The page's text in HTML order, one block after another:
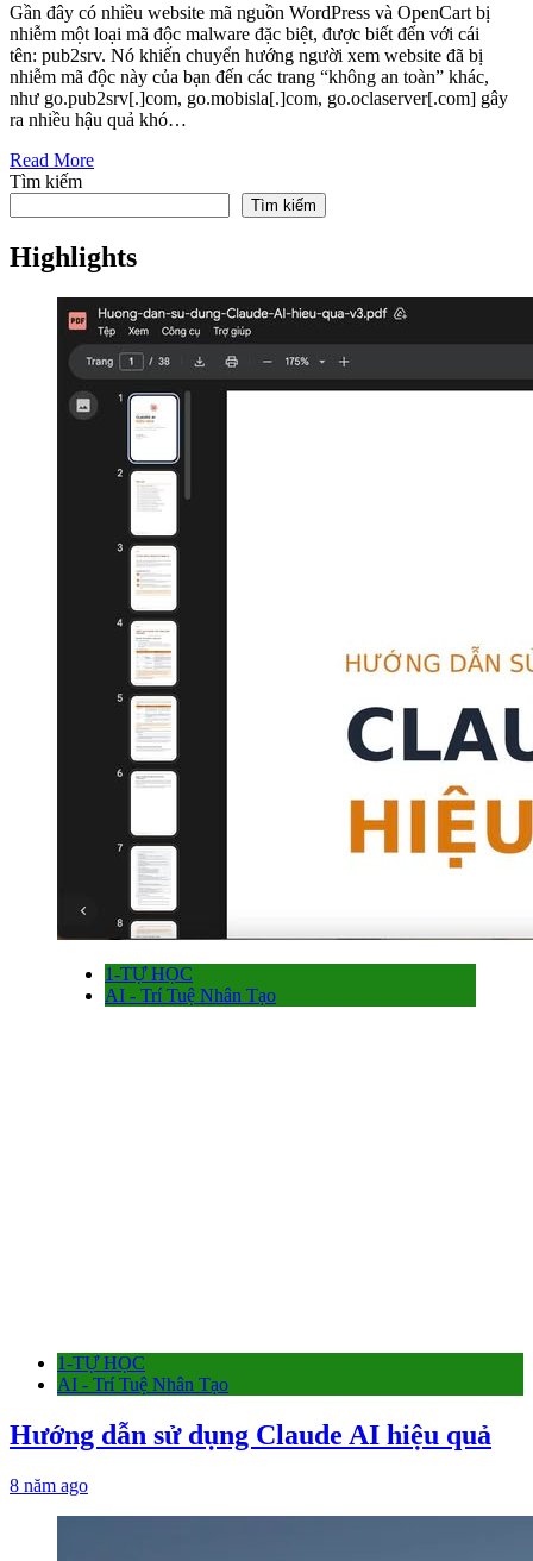
Gần đây có nhiều website mã nguồn WordPress và OpenCart bị
nhiễm một loại mã độc malware đặc biệt, được biết đến với cái
tên: pub2srv. Nó khiến chuyển hướng người xem website đã bị
nhiễm mã độc này của bạn đến các trang “không an toàn” khác,
như go.pub2srv[.]com, go.mobisla[.]com, go.oclaserver[.com] gây
ra nhiều hậu quả khó…
Read More
Tìm kiếm
Tìm kiếm
Highlights
1-TỰ HỌC
AI - Trí Tuệ Nhân Tạo
1-TỰ HỌC
AI - Trí Tuệ Nhân Tạo
Hướng dẫn sử dụng Claude AI hiệu quả
8 năm ago